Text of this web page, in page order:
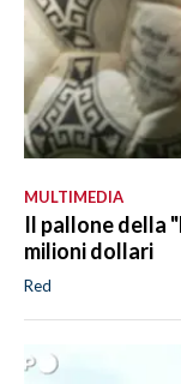
MULTIMEDIA
Il pallone della
milioni dollari
Red